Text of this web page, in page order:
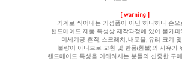
[ warning ]
기계로 찍어내는 기성품이 아닌 하나하나 손
핸드메이드 제품 특성상 제작과정에 있어 불가
미세기공 흔적, 스크래치, 내포물, 유리 크기
불량이 아니므로 교환 및 반품(환불)의 사유가
핸드메이드 특성을 이해하시는 분들의 신중한 구